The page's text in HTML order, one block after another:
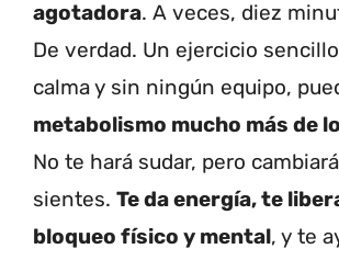
agotadora. A veces, diez
De verdad. Un ejercicio
calma y sin ningún equipo,
metabolismo mucho más de
No te hará sudar, pero
sientes. Te da energía, te
bloqueo físico y mental, y te